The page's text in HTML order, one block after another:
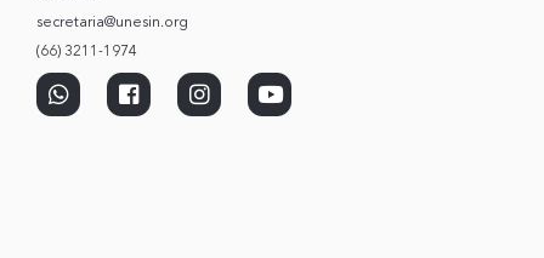
secretaria@unesin.org
(66) 3211-1974